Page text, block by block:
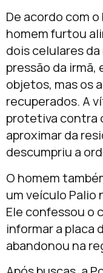
De acordo com
homem furtou
dois celulares
pressão da
objetos, mas os
recuperados. A
protetiva contra
aproximar da
descumpriu a
O homem
um veículo Palio
Ele confessou o
informar a placa
abandonou na